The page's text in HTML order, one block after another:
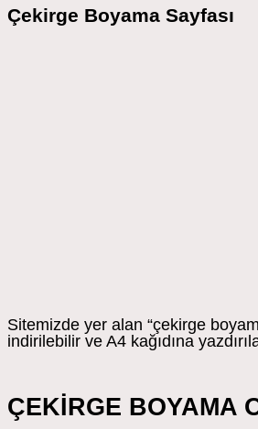
Çekirge Boyama Sayfası
Sitemizde yer alan “çekirge
indirilebilir ve A4 kağıdına
ÇEKİRGE BOYAMA